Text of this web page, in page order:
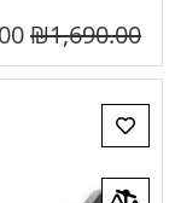
₪1,690.00